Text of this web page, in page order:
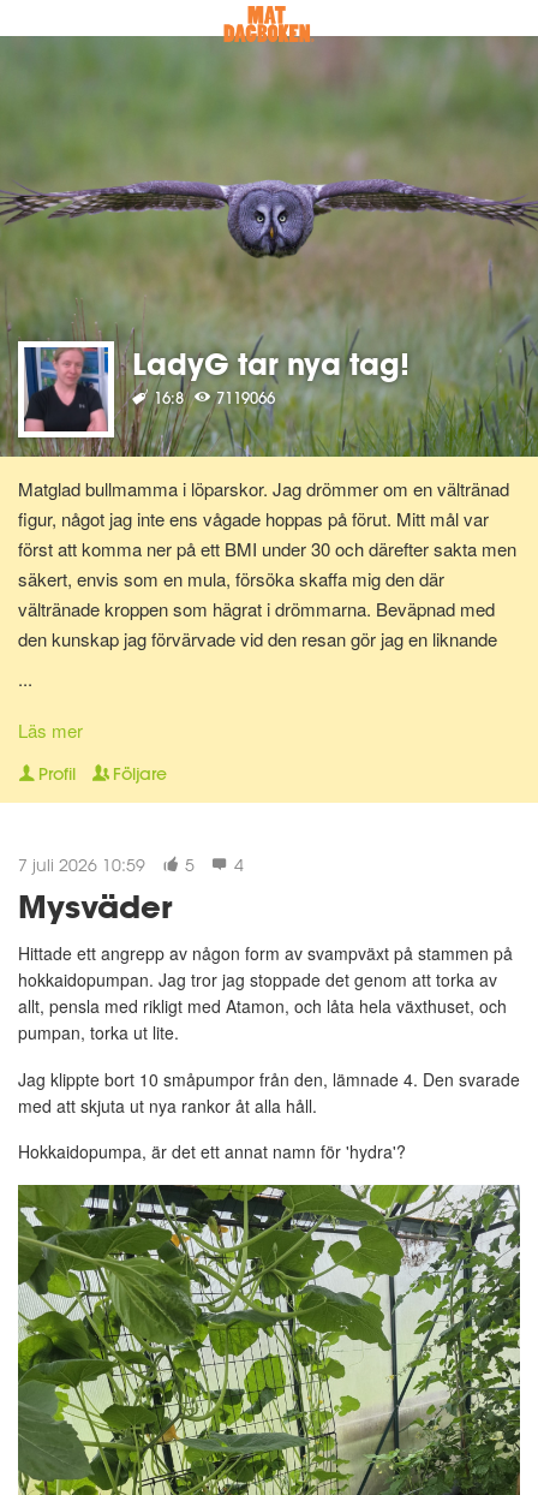
LadyG tar nya tag!
16:8 7119066
Matglad bullmamma i löparskor. Jag drömmer om en vältränad
figur, något jag inte ens vågade hoppas på förut. Mitt mål var
först att komma ner på ett BMI under 30 och därefter sakta men
säkert, envis som en mula, försöka skaffa mig den där
vältränade kroppen som hägrat i drömmarna. Beväpnad med
den kunskap jag förvärvade vid den resan gör jag en liknande
Nu för tiden är jag en av Matdagbokens mentorer, skicka ett
privat meddelande om du vill ha stöd och pepp privat eller om du
...
Läs mer
Profil Följare
7 juli 2026 10:59 5 4
Mysväder
Hittade ett angrepp av någon form av svampväxt på stammen på
hokkaidopumpan. Jag tror jag stoppade det genom att torka av
allt, pensla med rikligt med Atamon, och låta hela växthuset, och
pumpan, torka ut lite.
Jag klippte bort 10 småpumpor från den, lämnade 4. Den svarade
med att skjuta ut nya rankor åt alla håll.
Hokkaidopumpa, är det ett annat namn för 'hydra'?